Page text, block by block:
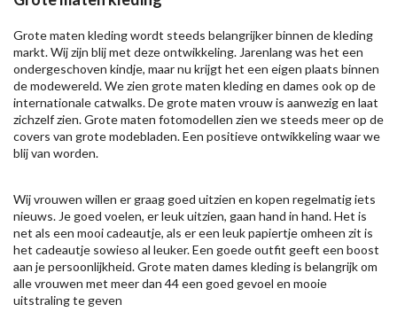
Grote maten kleding wordt steeds belangrijker binnen de kleding
markt. Wij zijn blij met deze ontwikkeling. Jarenlang was het een
ondergeschoven kindje, maar nu krijgt het een eigen plaats binnen
de modewereld. We zien grote maten kleding en dames ook op de
internationale catwalks. De grote maten vrouw is aanwezig en laat
zichzelf zien. Grote maten fotomodellen zien we steeds meer op de
covers van grote modebladen. Een positieve ontwikkeling waar we
blij van worden.
Wij vrouwen willen er graag goed uitzien en kopen regelmatig iets
nieuws. Je goed voelen, er leuk uitzien, gaan hand in hand. Het is
net als een mooi cadeautje, als er een leuk papiertje omheen zit is
het cadeautje sowieso al leuker. Een goede outfit geeft een boost
aan je persoonlijkheid. Grote maten dames kleding is belangrijk om
alle vrouwen met meer dan 44 een goed gevoel en mooie
uitstraling te geven